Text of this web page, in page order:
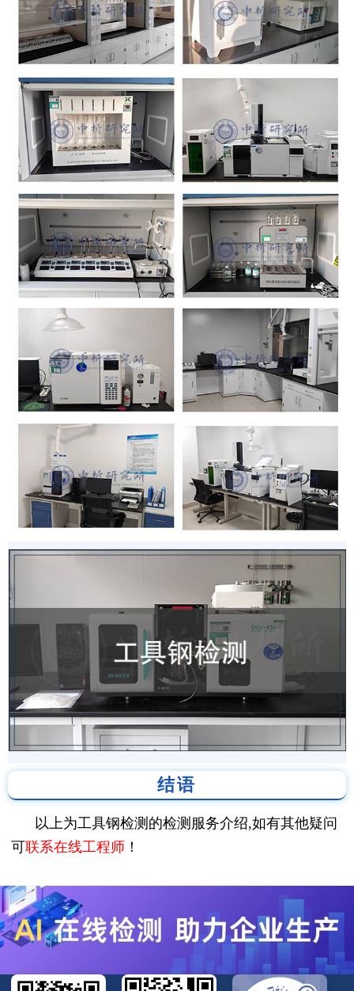
结语
以上为工具钢检测的检测服务介绍,如有其他疑问
可联系在线工程师 ！